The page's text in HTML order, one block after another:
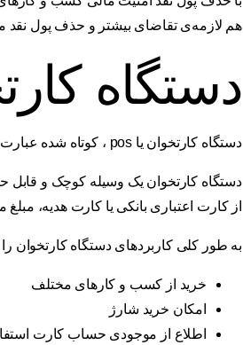
هم لازمه‌ی تقاضای بیشتر و حذف پول نقد
دستگاه
دستگاه کارتخوان یا pos ، کوتاه شده عبارت point of sale است که در فارسی به نقطه فروش ترجمه شده است.
دستگاه کارتخوان یک وسیله کوچک و قابل
از کارت اعتباری بانکی یا کارت هدیه،
به طور کلی کاربردهای دستگاه کارتخوان
خرید از کسب و کارهای مختلف
امکان خرید شارژ
اطلاع از موجودی حساب کارت